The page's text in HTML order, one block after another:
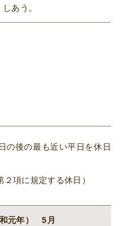
しあう。
の後の最も近い平日を休日
２項に規定する休日）
元年） 5月